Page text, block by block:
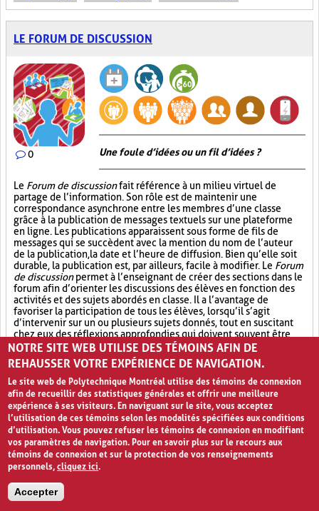
LE FORUM DE DISCUSSION
0 Une foule d’idées ou un fil d’idées ?
Le Forum de discussionfait référence à un milieu virtuel de
partage de l’information. Son rôle est de maintenir une
correspondance asynchrone entre les membres d’une classe
grâce à la publication de messages textuels sur une plateforme
en ligne. Les publications apparaissent sous forme de fils de
messages qui se succèdent avec la mention du nom de l’auteur
de la publication, la date et l’heure de diffusion. Bien qu’elle soit
durable, la publication est, par ailleurs, facile à modifier. Le Forum
de discussionpermet à l’enseignant de créer des sections dans le
forum afin d’orienter les discussions des élèves en fonction des
activités et des sujets abordés en classe. Il a l’avantage de
favoriser la participation de tous les élèves, lorsqu’il s’agit
d’intervenir sur un ou plusieurs sujets donnés, tout en suscitant
chez eux des réflexions approfondies qui doivent souvent être
appuyées de preuves.
Participation active (6) Partage (13)
Outil électronique (4)
PAGES
« ‹ 1 2 3 4 › »
NOTRE SITE WEB UTILISE DES TÉMOINS AFIN DE
REHAUSSER VOTRE EXPÉRIENCE DE NAVIGATION.
Le site web de Polytechnique Montréal utilise des témoins de connexion
afin de recueillir des statistiques générales et offrir une meilleure
expérience à ses visiteurs. En naviguant sur le site, vous acceptez
l’utilisation de ces témoins selon les modalités spécifiées aux conditions
d’utilisation. Vous pouvez refuser les témoins de connexion en modifiant
vos paramètres de navigation. Pour en savoir plus sur le recours aux
témoins de connexion et sur la protection de vos renseignements
personnels,cliquez ici.
Accepter